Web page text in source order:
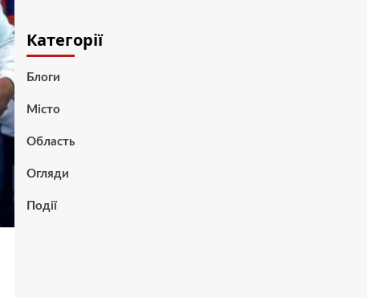
Категорії
Блоги
Місто
Область
Огляди
Події